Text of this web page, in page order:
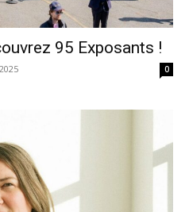
95 Exposants !
0